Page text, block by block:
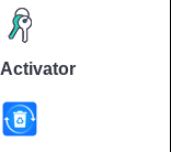
Activator